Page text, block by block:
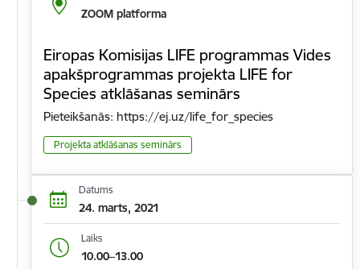
ZOOM platforma
Eiropas Komisijas LIFE programmas Vides
apakšprogrammas projekta LIFE for
Species atklāšanas seminārs
Pieteikšanās: https://ej.uz/life_for_species
Projekta atklāšanas seminārs
Datums
24. marts, 2021
Laiks
10.00–13.00